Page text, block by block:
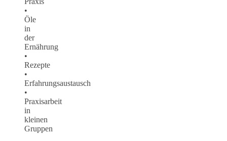
•
Öle
in
der
Ernährung
•
Rezepte
•
Erfahrungsaustausch
•
Praxisarbeit
in
kleinen
Gruppen